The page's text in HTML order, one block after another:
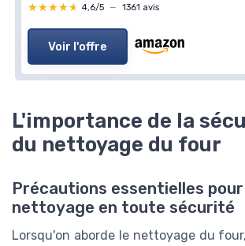
★★★★★
★★★★★ 4,6/5 — 1361 avis
Voir l'offre
L'importance de la
du nettoyage du four
Précautions essentielles pour
nettoyage en toute sécurité
Lorsqu'on aborde le nettoyage du